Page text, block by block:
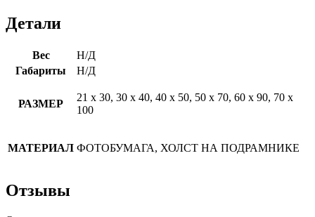
Детали
Вес
Н/Д
Габариты
Н/Д
РАЗМЕР
21 х 30, 30 х 40, 40 х 50, 50 х 70, 60 х 90, 70 х
100
МАТЕРИАЛ ФОТОБУМАГА, ХОЛСТ НА ПОДРАМНИКЕ
Отзывы